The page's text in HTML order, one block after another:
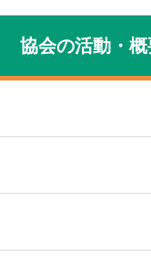
協会の活動・概